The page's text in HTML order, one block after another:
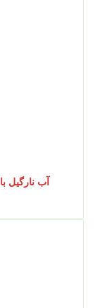
آب نارگیل با طعم ماچا